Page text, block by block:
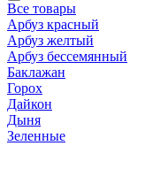
Все товары
Арбуз красный
Арбуз желтый
Арбуз бессемянный
Баклажан
Горох
Дайкон
Дыня
Зеленные